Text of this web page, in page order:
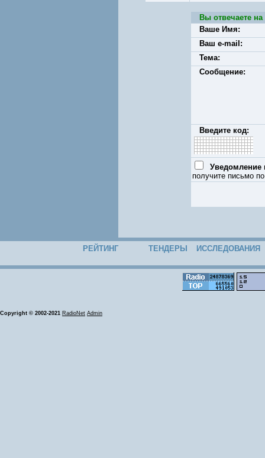
Вы отвечаете
Ваше Имя:
Ваш e-mail:
Тема:
Сообщение:
Введите код:
Уведомление
получите письмо
РЕЙТИНГ ТЕНДЕРЫ ИССЛЕДОВАНИЯ
Copyright © 2002-2021 RadioNet Admin